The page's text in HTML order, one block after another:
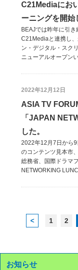
C21Mediaにお
ーニングを開始
BEAJでは昨年に引
C21Mediaと連携し
ン・デジタル・スク
ニューアルオープン
2022年12月12日
ASIA TV
「JAPAN
した。
2022年12月7日から
のコンテンツ見本市
総務省、国際ドラマ
NETWORKING
< 1 2
お知らせ